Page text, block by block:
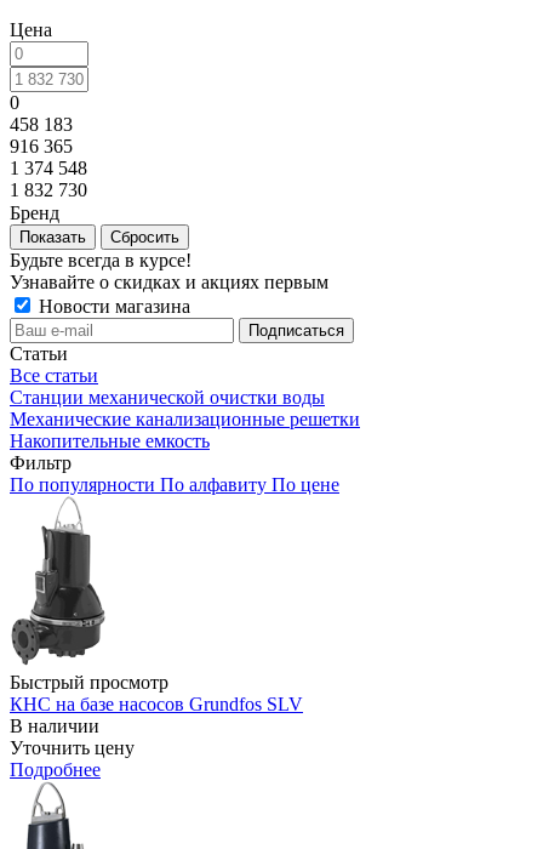
Цена
0
458 183
916 365
1 374 548
1 832 730
Бренд
Сбросить
Будьте всегда в курсе!
Узнавайте о скидках и акциях первым
Новости магазина
Статьи
Все статьи
Станции механической очистки воды
Механические канализационные решетки
Накопительные емкость
Фильтр
По популярности По алфавиту По цене
Быстрый просмотр
КНС на базе насосов Grundfos SLV
В наличии
Уточнить цену
Подробнее